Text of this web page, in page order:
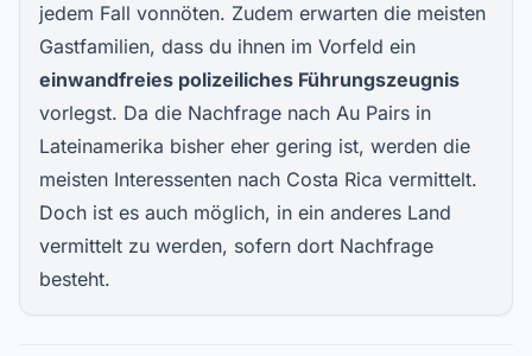
jedem Fall vonnöten. Zudem erwarten die meisten
Gastfamilien, dass du ihnen im Vorfeld ein
einwandfreies polizeiliches Führungszeugnis
vorlegst. Da die Nachfrage nach Au Pairs in
Lateinamerika bisher eher gering ist, werden die
meisten Interessenten nach Costa Rica vermittelt.
Doch ist es auch möglich, in ein anderes Land
vermittelt zu werden, sofern dort Nachfrage
besteht.